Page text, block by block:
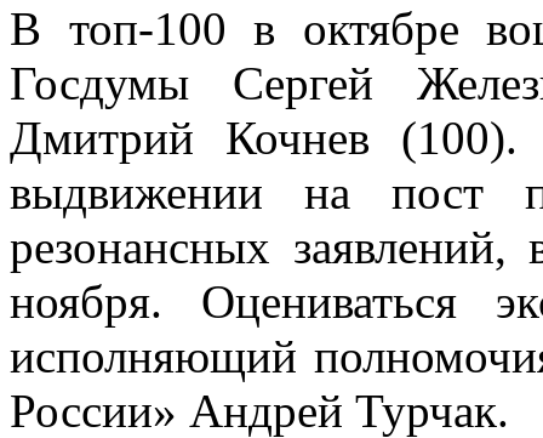
В топ-100 в октябре
Госдумы Сергей
Дмитрий Кочнев (100).
выдвижении на пост
резонансных заявлений,
ноября. Оцениваться
исполняющий
России» Андрей Турчак.